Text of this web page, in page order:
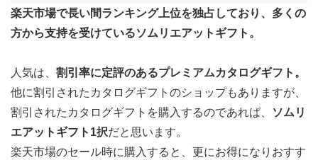
楽天市場で長い間ランキング上位を独占しており、多くの
方から支持を受けているソムリエアットギフト。
人気は、 割引率に定評のあるプレミアムカタログギフト。
他に割引されたカタログギフトのショップもありますが、
割引されたカタログギフトを購入するのであれば、
ソムリ
エアットギフト1択だと思います。
楽天市場のセール時に購入すると、更にお得になりおすす